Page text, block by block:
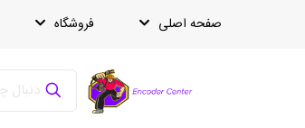
صفحه اصلی فروشگاه